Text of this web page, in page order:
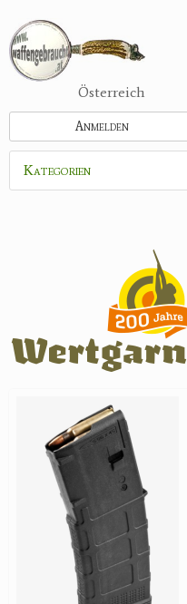
zum
Inhalt
Österreich
Anmelden
Kategorien
Zubehör
Jagdangebote
Jagdreviere
Bücher, Videos
Antikes
Geschenke
Reviereinrichtungen